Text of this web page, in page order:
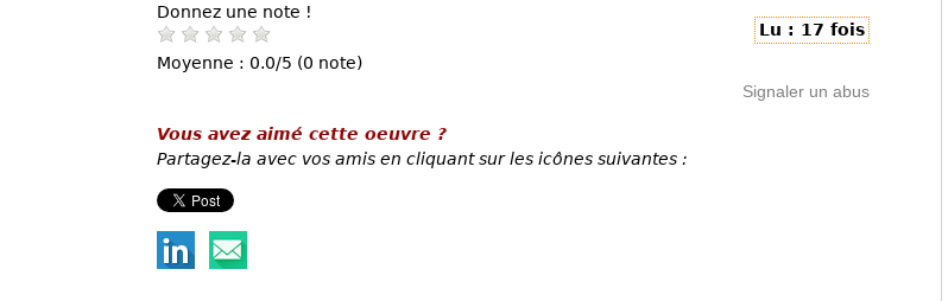
Donnez une note !
Moyenne : 0.0/5 (0 note)
Lu : 17 fois
Signaler un abus
Vous avez aimé cette oeuvre ?
Partagez-la avec vos amis en cliquant sur les icônes suivantes :